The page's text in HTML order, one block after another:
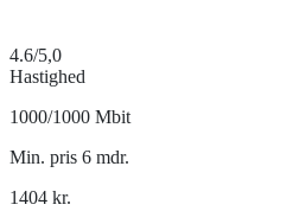
4.6/5,0
Hastighed
1000/1000 Mbit
Min. pris 6 mdr.
1404 kr.